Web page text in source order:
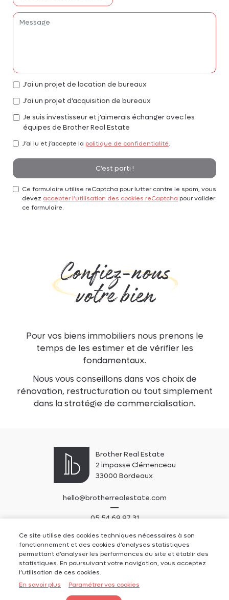
J'ai un projet de location de bureaux
J'ai un projet d'acquisition de bureaux
Je suis investisseur et j'aimerais échanger avec les
équipes de Brother Real Estate
J’ai lu et j’accepte la politique de confidentialité.
C’est parti !
Ce formulaire utilise reCaptcha pour lutter contre le spam, vous
devez accepter l'utilisation des cookies reCaptcha pour valider
ce formulaire.
Confiez-nous
votre bien
Pour vos biens immobiliers nous prenons le
temps de les estimer et de vérifier les
fondamentaux.
Nous vous conseillons dans vos choix de
rénovation, restructuration ou tout simplement
dans la stratégie de commercialisation.
Brother Real Estate
2 impasse Clémenceau
33000 Bordeaux
hello@brotherrealestate.com
05 54 69 97 31
Nous contacter
Mentions légales
Données personnelles
Tarifications & Barèmes honoraires
Ce site utilise des cookies techniques nécessaires à son
fonctionnement et des cookies d’analyses statistiques
permettant d’analyser les performances du site et établir des
statistiques. En poursuivant votre navigation, vous acceptez
l’utilisation de ces cookies.
En savoir plus
Paramétrer vos cookies